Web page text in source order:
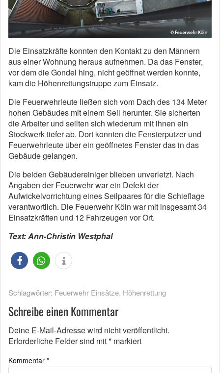
Die Einsatzkräfte konnten den Kontakt zu den Männern
aus einer Wohnung heraus aufnehmen. Da das Fenster,
vor dem die Gondel hing, nicht geöffnet werden konnte,
kam die Höhenrettungstruppe zum Einsatz.
Die Feuerwehrleute ließen sich vom Dach des 134 Meter
hohen Gebäudes mit einem Seil herunter. Sie sicherten
die Arbeiter und seilten sich wiederum mit ihnen ein
Stockwerk tiefer ab. Dort konnten die Fensterputzer und
Feuerwehrleute über ein geöffnetes Fenster das in das
Gebäude gelangen.
Die beiden Gebäudereiniger blieben unverletzt. Nach
Angaben der Feuerwehr war ein Defekt der
Aufwickelvorrichtung eines Seilpaares für die Schieflage
verantwortlich. Die Feuerwehr Köln war mit insgesamt 34
Einsatzkräften und 12 Fahrzeugen vor Ort.
Text: Ann-Christin Westphal
Schlagwörter: Feuerwehr Einsätze, Höhenrettung
Schreibe einen Kommentar
Deine E-Mail-Adresse wird nicht veröffentlicht.
Erforderliche Felder sind mit* markiert
Kommentar *